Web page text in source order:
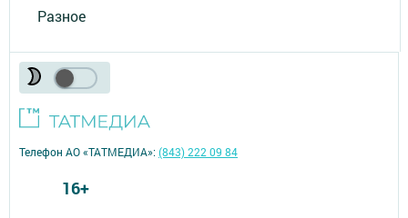
Разное
Телефон АО «ТАТМЕДИА»:(843) 222 09 84
16+